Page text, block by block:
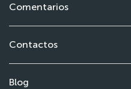
Comentarios
Contactos
Blog